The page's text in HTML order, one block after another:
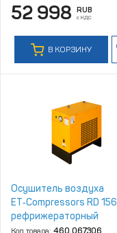
52 998 RUB
с НДС
В КОРЗИНУ
Осушитель воздуха
ET‑Compressors RD 156
рефрижераторный
Код товара: 460.067306